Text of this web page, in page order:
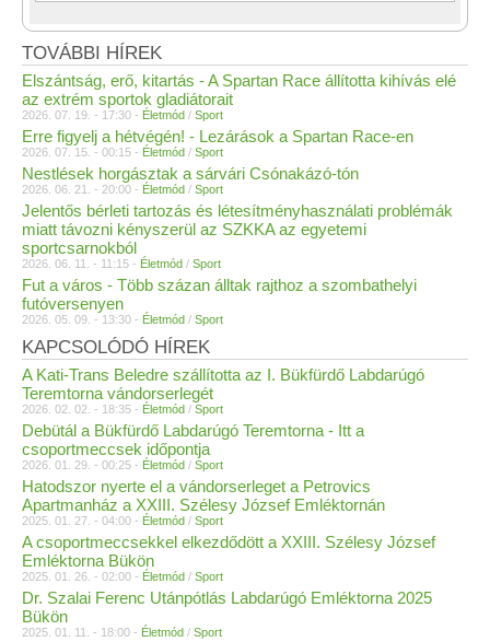
TOVÁBBI HÍREK
Elszántság, erő, kitartás - A Spartan Race állította kihívás elé
az extrém sportok gladiátorait
2026. 07. 19. - 17:30 - Életmód / Sport
Erre figyelj a hétvégén! - Lezárások a Spartan Race-en
2026. 07. 15. - 00:15 - Életmód / Sport
Nestlések horgásztak a sárvári Csónakázó-tón
2026. 06. 21. - 20:00 - Életmód / Sport
Jelentős bérleti tartozás és létesítményhasználati problémák
miatt távozni kényszerül az SZKKA az egyetemi
sportcsarnokból
2026. 06. 11. - 11:15 - Életmód / Sport
Fut a város - Több százan álltak rajthoz a szombathelyi
futóversenyen
2026. 05. 09. - 13:30 - Életmód / Sport
KAPCSOLÓDÓ HÍREK
A Kati-Trans Beledre szállította az I. Bükfürdő Labdarúgó
Teremtorna vándorserlegét
2026. 02. 02. - 18:35 - Életmód / Sport
Debütál a Bükfürdő Labdarúgó Teremtorna - Itt a
csoportmeccsek időpontja
2026. 01. 29. - 00:25 - Életmód / Sport
Hatodszor nyerte el a vándorserleget a Petrovics
Apartmanház a XXIII. Szélesy József Emléktornán
2025. 01. 27. - 04:00 - Életmód / Sport
A csoportmeccsekkel elkezdődött a XXIII. Szélesy József
Emléktorna Bükön
2025. 01. 26. - 02:00 - Életmód / Sport
Dr. Szalai Ferenc Utánpótlás Labdarúgó Emléktorna 2025
Bükön
2025. 01. 11. - 18:00 - Életmód / Sport